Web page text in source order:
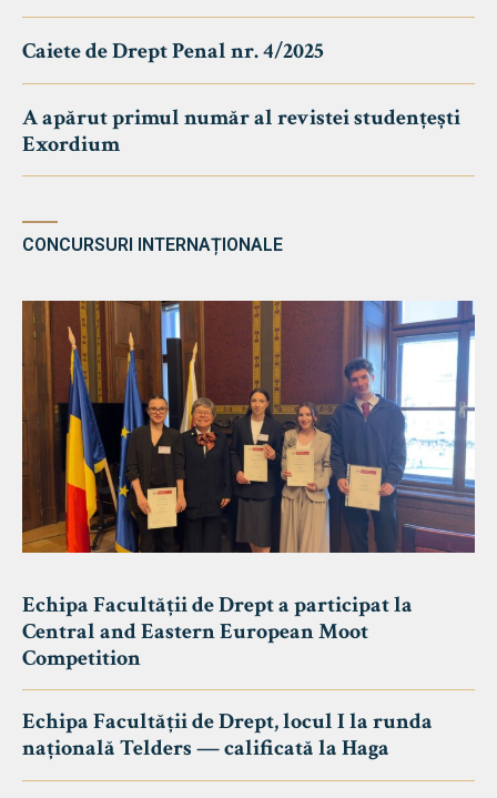
Caiete de Drept Penal nr. 4/2025
A apărut primul număr al revistei studențești
Exordium
CONCURSURI INTERNAȚIONALE
Echipa Facultății de Drept a participat la
Central and Eastern European Moot
Competition
Echipa Facultății de Drept, locul I la runda
națională Telders — calificată la Haga